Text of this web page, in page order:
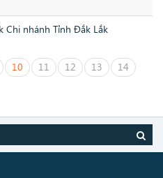
Chi nhánh Tỉnh Đắk Lắk
10 11 12 13
14